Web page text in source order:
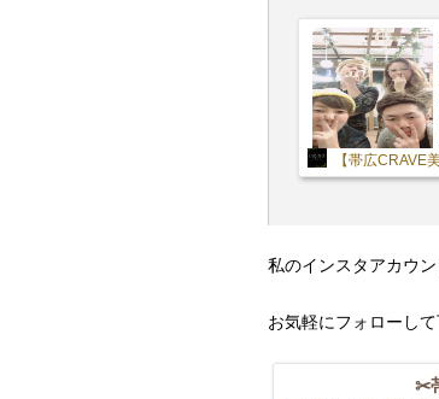
【帯広CRAVE
私のインスタアカウ
お気軽にフォローし
✂︎